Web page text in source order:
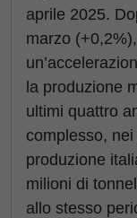
aprile 2025.
marzo
la produzione
ultimi quattro
complesso,
produzione
milioni di
allo stesso